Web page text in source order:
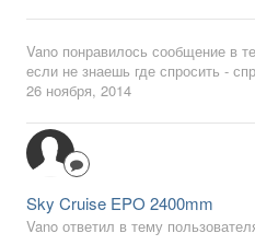
Vano понравилось сообщение в
если не знаешь где спросить -
26 ноября, 2014
Sky Cruise EPO 2400mm
Vano ответил в тему